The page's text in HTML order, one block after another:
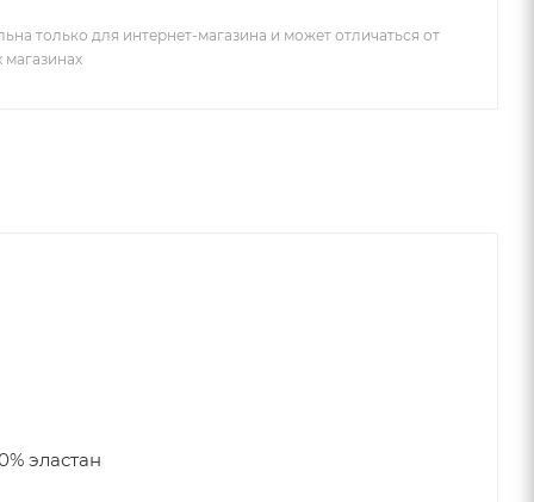
только для интернет-магазина и может отличаться от
магазинах
эластан